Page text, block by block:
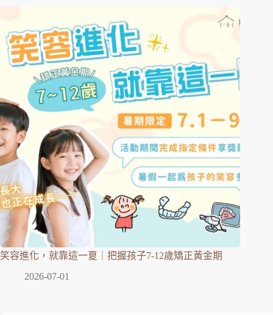
笑容進化，就靠這一夏｜把握孩子7-12歲矯正黃金期
2026-07-01